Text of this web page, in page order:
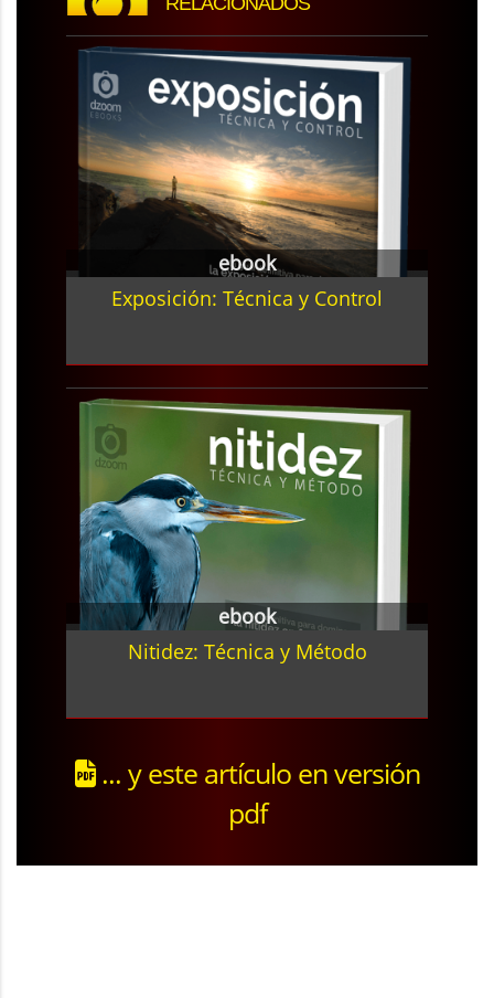
ebook
Exposición: Técnica y Control
ebook
Nitidez: Técnica y Método
... y este artículo en versión
pdf